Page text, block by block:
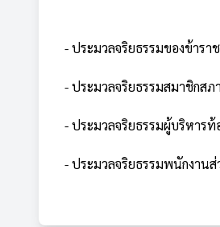
- ประมวลจริยธรรมของข้ารา
- ประมวลจริยธรรมสมาชิกสภ
- ประมวลจริยธรรมผู้บริหารท้
- ประมวลจริยธรรมพนักงาน